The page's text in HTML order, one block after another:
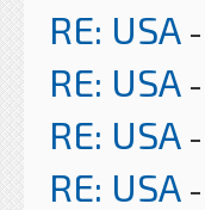
RE: USA -
RE: USA -
RE: USA -
RE: USA -